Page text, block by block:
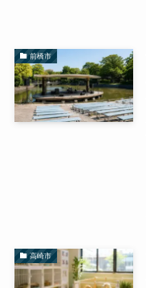
前橋市
高崎市